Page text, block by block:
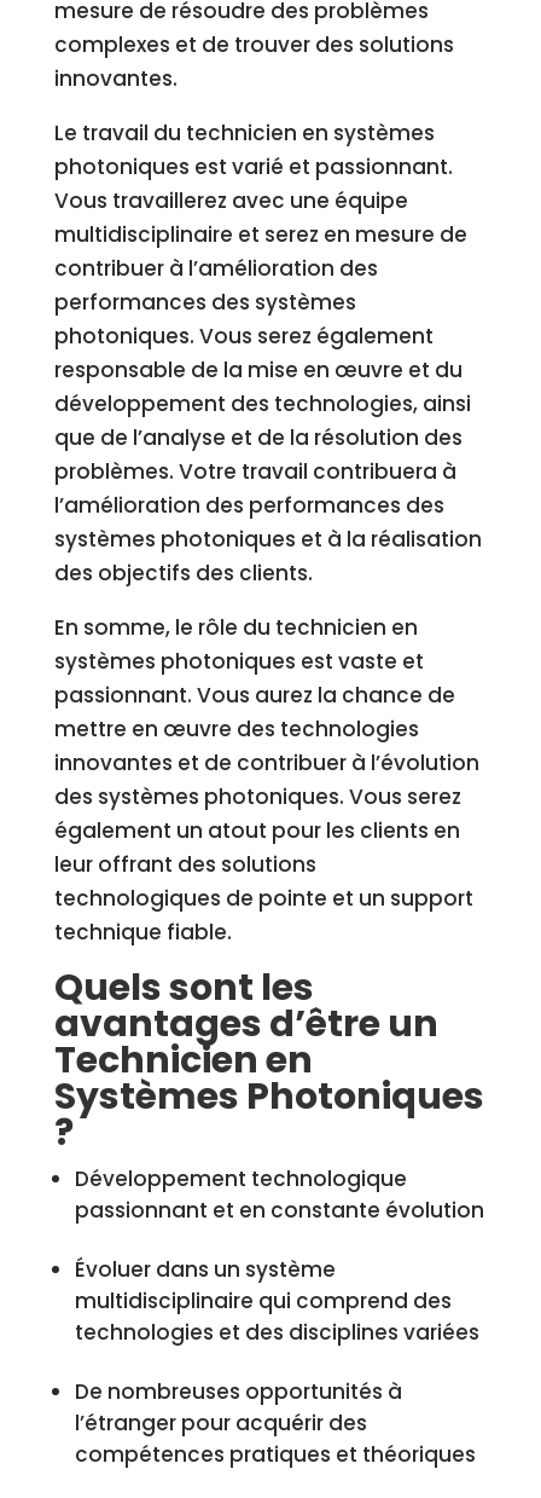
mesure de résoudre des problèmes
complexes et de trouver des solutions
innovantes.
Le travail du technicien en systèmes
photoniques est varié et passionnant.
Vous travaillerez avec une équipe
multidisciplinaire et serez en mesure de
contribuer à l’amélioration des
performances des systèmes
photoniques. Vous serez également
responsable de la mise en œuvre et du
développement des technologies, ainsi
que de l’analyse et de la résolution des
problèmes. Votre travail contribuera à
l’amélioration des performances des
systèmes photoniques et à la réalisation
des objectifs des clients.
En somme, le rôle du technicien en
systèmes photoniques est vaste et
passionnant. Vous aurez la chance de
mettre en œuvre des technologies
innovantes et de contribuer à l’évolution
des systèmes photoniques. Vous serez
également un atout pour les clients en
leur offrant des solutions
technologiques de pointe et un support
technique fiable.
Quels sont les
avantages d’être un
Technicien en
Systèmes Photoniques
?
Développement technologique
passionnant et en constante évolution
Évoluer dans un système
multidisciplinaire qui comprend des
technologies et des disciplines variées
De nombreuses opportunités à
l’étranger pour acquérir des
compétences pratiques et théoriques